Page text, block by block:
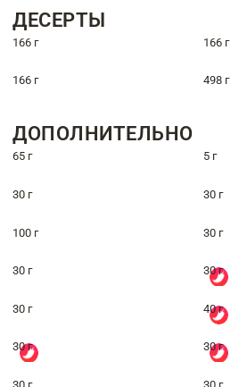
ДЕСЕРТЫ
166 г 166 г
166 г 498 г
ДОПОЛНИТЕЛЬНО
65 г 5 г
30 г 30 г
100 г 30 г
30 г 30 г
30 г 40 г
30 г 30 г